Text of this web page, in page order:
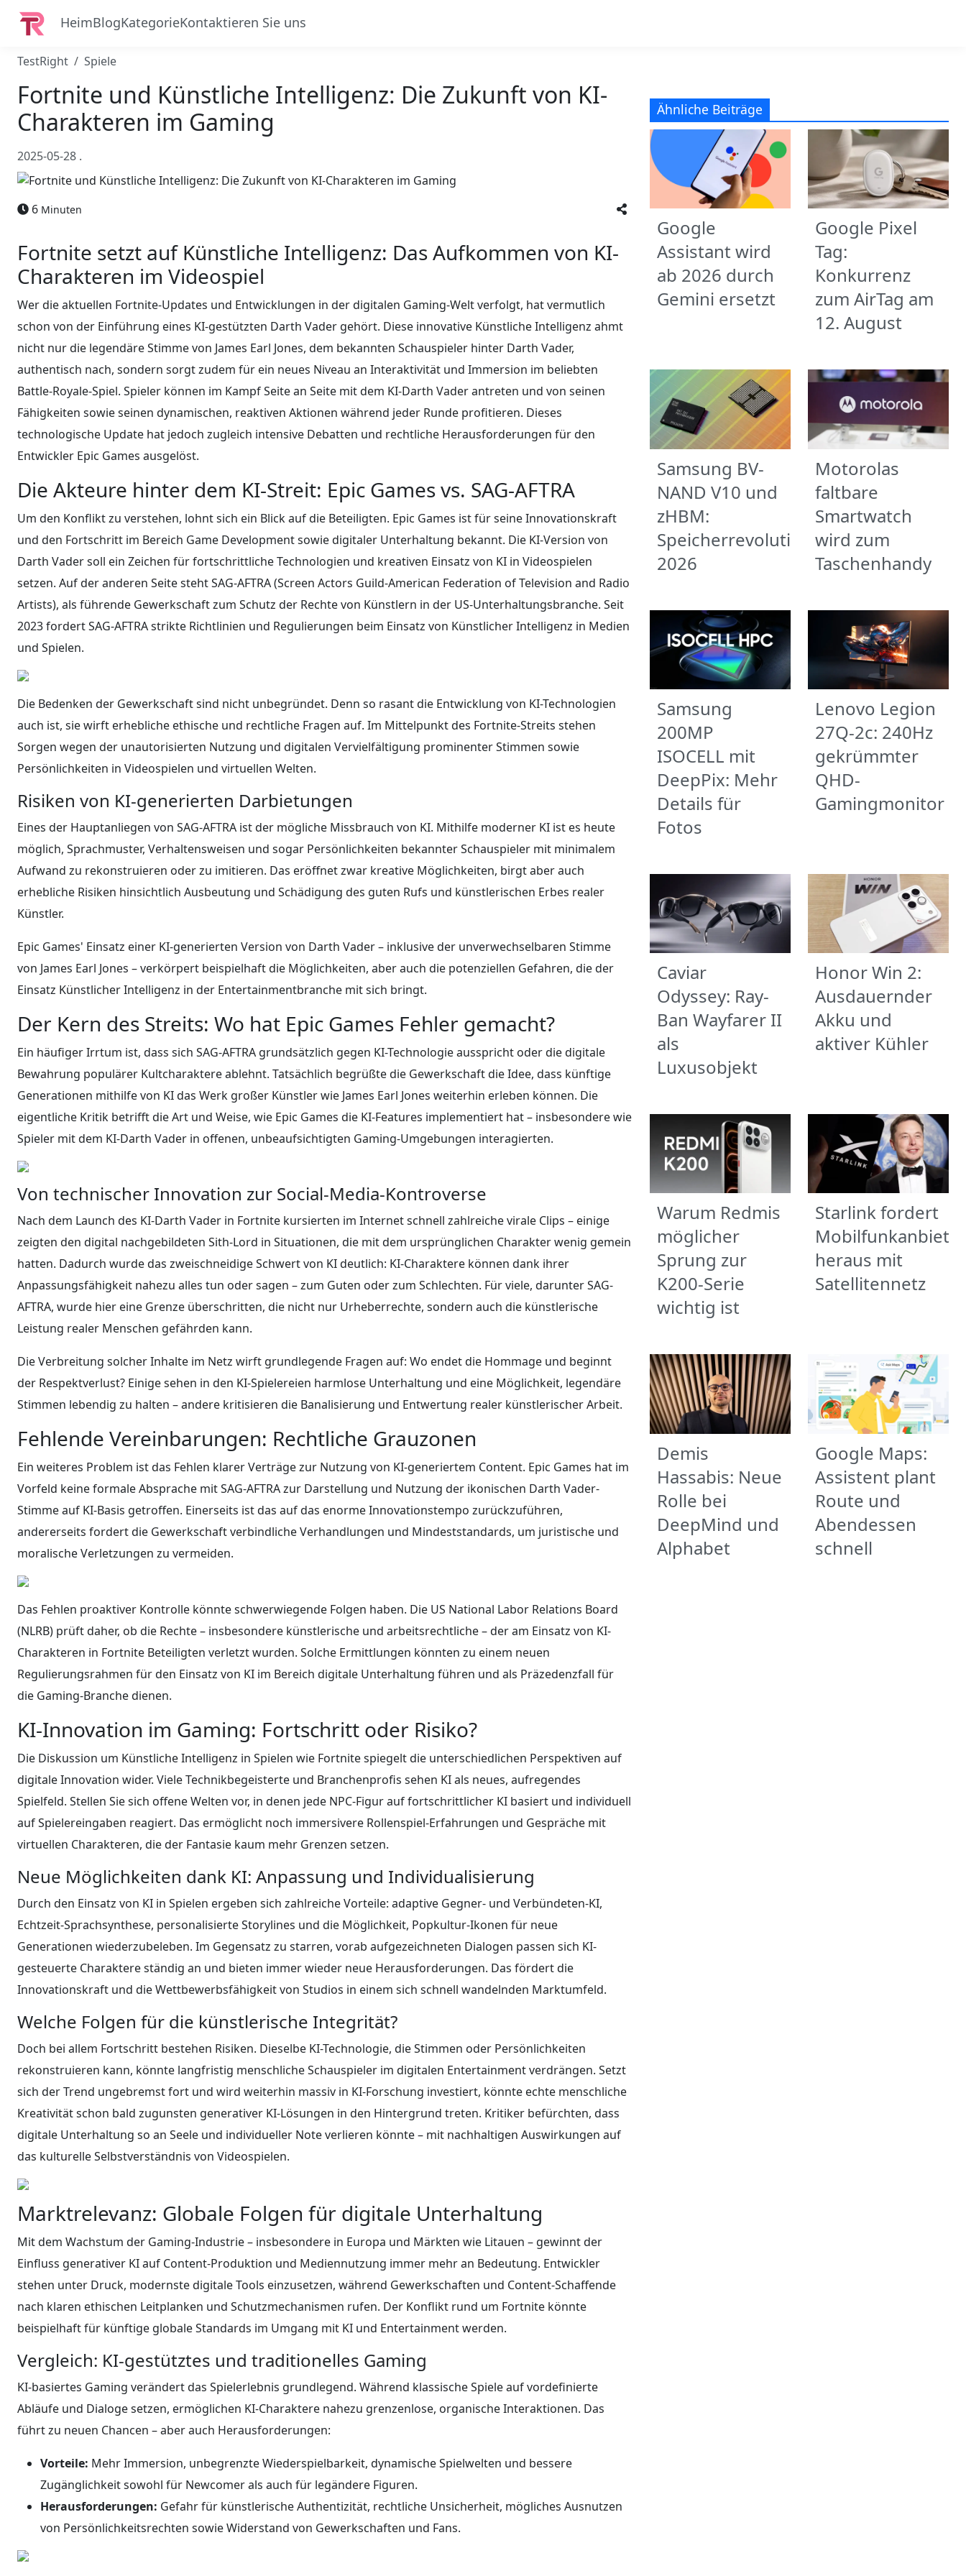
HeimBlogKategorieKontaktieren Sie uns
TestRight Spiele
Fortnite und Künstliche Intelligenz: Die Zukunft von KI-
Charakteren im Gaming
2025-05-28 .
6 Minuten
Fortnite setzt auf Künstliche Intelligenz: Das Aufkommen von KI-
Charakteren im Videospiel
Wer die aktuellen Fortnite-Updates und Entwicklungen in der digitalen Gaming-Welt verfolgt, hat vermutlich
schon von der Einführung eines KI-gestützten Darth Vader gehört. Diese innovative Künstliche Intelligenz ahmt
nicht nur die legendäre Stimme von James Earl Jones, dem bekannten Schauspieler hinter Darth Vader,
authentisch nach, sondern sorgt zudem für ein neues Niveau an Interaktivität und Immersion im beliebten
Battle-Royale-Spiel. Spieler können im Kampf Seite an Seite mit dem KI-Darth Vader antreten und von seinen
Fähigkeiten sowie seinen dynamischen, reaktiven Aktionen während jeder Runde profitieren. Dieses
technologische Update hat jedoch zugleich intensive Debatten und rechtliche Herausforderungen für den
Entwickler Epic Games ausgelöst.
Die Akteure hinter dem KI-Streit: Epic Games vs. SAG-AFTRA
Um den Konflikt zu verstehen, lohnt sich ein Blick auf die Beteiligten. Epic Games ist für seine Innovationskraft
und den Fortschritt im Bereich Game Development sowie digitaler Unterhaltung bekannt. Die KI-Version von
Darth Vader soll ein Zeichen für fortschrittliche Technologien und kreativen Einsatz von KI in Videospielen
setzen. Auf der anderen Seite steht SAG-AFTRA (Screen Actors Guild‐American Federation of Television and Radio
Artists), als führende Gewerkschaft zum Schutz der Rechte von Künstlern in der US-Unterhaltungsbranche. Seit
2023 fordert SAG-AFTRA strikte Richtlinien und Regulierungen beim Einsatz von Künstlicher Intelligenz in Medien
und Spielen.
Die Bedenken der Gewerkschaft sind nicht unbegründet. Denn so rasant die Entwicklung von KI-Technologien
auch ist, sie wirft erhebliche ethische und rechtliche Fragen auf. Im Mittelpunkt des Fortnite-Streits stehen
Sorgen wegen der unautorisierten Nutzung und digitalen Vervielfältigung prominenter Stimmen sowie
Persönlichkeiten in Videospielen und virtuellen Welten.
Risiken von KI-generierten Darbietungen
Eines der Hauptanliegen von SAG-AFTRA ist der mögliche Missbrauch von KI. Mithilfe moderner KI ist es heute
möglich, Sprachmuster, Verhaltensweisen und sogar Persönlichkeiten bekannter Schauspieler mit minimalem
Aufwand zu rekonstruieren oder zu imitieren. Das eröffnet zwar kreative Möglichkeiten, birgt aber auch
erhebliche Risiken hinsichtlich Ausbeutung und Schädigung des guten Rufs und künstlerischen Erbes realer
Künstler.
Epic Games' Einsatz einer KI-generierten Version von Darth Vader – inklusive der unverwechselbaren Stimme
von James Earl Jones – verkörpert beispielhaft die Möglichkeiten, aber auch die potenziellen Gefahren, die der
Einsatz Künstlicher Intelligenz in der Entertainmentbranche mit sich bringt.
Der Kern des Streits: Wo hat Epic Games Fehler gemacht?
Ein häufiger Irrtum ist, dass sich SAG-AFTRA grundsätzlich gegen KI-Technologie ausspricht oder die digitale
Bewahrung populärer Kultcharaktere ablehnt. Tatsächlich begrüßte die Gewerkschaft die Idee, dass künftige
Generationen mithilfe von KI das Werk großer Künstler wie James Earl Jones weiterhin erleben können. Die
eigentliche Kritik betrifft die Art und Weise, wie Epic Games die KI-Features implementiert hat – insbesondere wie
Spieler mit dem KI-Darth Vader in offenen, unbeaufsichtigten Gaming-Umgebungen interagierten.
Von technischer Innovation zur Social-Media-Kontroverse
Nach dem Launch des KI-Darth Vader in Fortnite kursierten im Internet schnell zahlreiche virale Clips – einige
zeigten den digital nachgebildeten Sith-Lord in Situationen, die mit dem ursprünglichen Charakter wenig gemein
hatten. Dadurch wurde das zweischneidige Schwert von KI deutlich: KI-Charaktere können dank ihrer
Anpassungsfähigkeit nahezu alles tun oder sagen – zum Guten oder zum Schlechten. Für viele, darunter SAG-
AFTRA, wurde hier eine Grenze überschritten, die nicht nur Urheberrechte, sondern auch die künstlerische
Leistung realer Menschen gefährden kann.
Die Verbreitung solcher Inhalte im Netz wirft grundlegende Fragen auf: Wo endet die Hommage und beginnt
der Respektverlust? Einige sehen in den KI-Spielereien harmlose Unterhaltung und eine Möglichkeit, legendäre
Stimmen lebendig zu halten – andere kritisieren die Banalisierung und Entwertung realer künstlerischer Arbeit.
Fehlende Vereinbarungen: Rechtliche Grauzonen
Ein weiteres Problem ist das Fehlen klarer Verträge zur Nutzung von KI-generiertem Content. Epic Games hat im
Vorfeld keine formale Absprache mit SAG-AFTRA zur Darstellung und Nutzung der ikonischen Darth Vader-
Stimme auf KI-Basis getroffen. Einerseits ist das auf das enorme Innovationstempo zurückzuführen,
andererseits fordert die Gewerkschaft verbindliche Verhandlungen und Mindeststandards, um juristische und
moralische Verletzungen zu vermeiden.
Das Fehlen proaktiver Kontrolle könnte schwerwiegende Folgen haben. Die US National Labor Relations Board
(NLRB) prüft daher, ob die Rechte – insbesondere künstlerische und arbeitsrechtliche – der am Einsatz von KI-
Charakteren in Fortnite Beteiligten verletzt wurden. Solche Ermittlungen könnten zu einem neuen
Regulierungsrahmen für den Einsatz von KI im Bereich digitale Unterhaltung führen und als Präzedenzfall für
die Gaming-Branche dienen.
KI-Innovation im Gaming: Fortschritt oder Risiko?
Die Diskussion um Künstliche Intelligenz in Spielen wie Fortnite spiegelt die unterschiedlichen Perspektiven auf
digitale Innovation wider. Viele Technikbegeisterte und Branchenprofis sehen KI als neues, aufregendes
Spielfeld. Stellen Sie sich offene Welten vor, in denen jede NPC-Figur auf fortschrittlicher KI basiert und individuell
auf Spielereingaben reagiert. Das ermöglicht noch immersivere Rollenspiel-Erfahrungen und Gespräche mit
virtuellen Charakteren, die der Fantasie kaum mehr Grenzen setzen.
Neue Möglichkeiten dank KI: Anpassung und Individualisierung
Durch den Einsatz von KI in Spielen ergeben sich zahlreiche Vorteile: adaptive Gegner- und Verbündeten-KI,
Echtzeit-Sprachsynthese, personalisierte Storylines und die Möglichkeit, Popkultur-Ikonen für neue
Generationen wiederzubeleben. Im Gegensatz zu starren, vorab aufgezeichneten Dialogen passen sich KI-
gesteuerte Charaktere ständig an und bieten immer wieder neue Herausforderungen. Das fördert die
Innovationskraft und die Wettbewerbsfähigkeit von Studios in einem sich schnell wandelnden Marktumfeld.
Welche Folgen für die künstlerische Integrität?
Doch bei allem Fortschritt bestehen Risiken. Dieselbe KI-Technologie, die Stimmen oder Persönlichkeiten
rekonstruieren kann, könnte langfristig menschliche Schauspieler im digitalen Entertainment verdrängen. Setzt
sich der Trend ungebremst fort und wird weiterhin massiv in KI-Forschung investiert, könnte echte menschliche
Kreativität schon bald zugunsten generativer KI-Lösungen in den Hintergrund treten. Kritiker befürchten, dass
digitale Unterhaltung so an Seele und individueller Note verlieren könnte – mit nachhaltigen Auswirkungen auf
das kulturelle Selbstverständnis von Videospielen.
Marktrelevanz: Globale Folgen für digitale Unterhaltung
Mit dem Wachstum der Gaming-Industrie – insbesondere in Europa und Märkten wie Litauen – gewinnt der
Einfluss generativer KI auf Content-Produktion und Mediennutzung immer mehr an Bedeutung. Entwickler
stehen unter Druck, modernste digitale Tools einzusetzen, während Gewerkschaften und Content-Schaffende
nach klaren ethischen Leitplanken und Schutzmechanismen rufen. Der Konflikt rund um Fortnite könnte
beispielhaft für künftige globale Standards im Umgang mit KI und Entertainment werden.
Vergleich: KI-gestütztes und traditionelles Gaming
KI-basiertes Gaming verändert das Spielerlebnis grundlegend. Während klassische Spiele auf vordefinierte
Abläufe und Dialoge setzen, ermöglichen KI-Charaktere nahezu grenzenlose, organische Interaktionen. Das
führt zu neuen Chancen – aber auch Herausforderungen:
Vorteile: Mehr Immersion, unbegrenzte Wiederspielbarkeit, dynamische Spielwelten und bessere
Zugänglichkeit sowohl für Newcomer als auch für legändere Figuren.
Herausforderungen: Gefahr für künstlerische Authentizität, rechtliche Unsicherheit, mögliches Ausnutzen
von Persönlichkeitsrechten sowie Widerstand von Gewerkschaften und Fans.
Ähnliche Beiträge
Google
Assistant wird
ab 2026 durch
Gemini ersetzt
Google Pixel
Tag:
Konkurrenz
zum AirTag am
12. August
Samsung BV-
NAND V10 und
zHBM:
Speicherrevolution
2026
Motorolas
faltbare
Smartwatch
wird zum
Taschenhandy
Samsung
200MP
ISOCELL mit
DeepPix: Mehr
Details für
Fotos
Lenovo Legion
27Q-2c: 240Hz
gekrümmter
QHD-
Gamingmonitor
Caviar
Odyssey: Ray-
Ban Wayfarer II
als
Luxusobjekt
Honor Win 2:
Ausdauernder
Akku und
aktiver Kühler
Warum Redmis
möglicher
Sprung zur
K200-Serie
wichtig ist
Starlink fordert
Mobilfunkanbieter
heraus mit
Satellitennetz
Demis
Hassabis: Neue
Rolle bei
DeepMind und
Alphabet
Google Maps:
Assistent plant
Route und
Abendessen
schnell